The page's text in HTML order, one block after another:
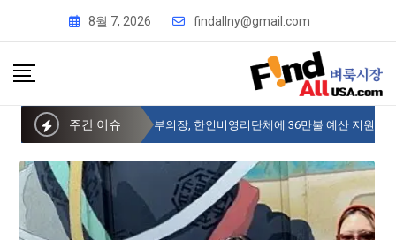
8월 7, 2026 findallny@gmail.com
주간 이슈
뉴욕시의회 샌드라 황 부의장, 한인비영리단체에 36만불 예산 지원